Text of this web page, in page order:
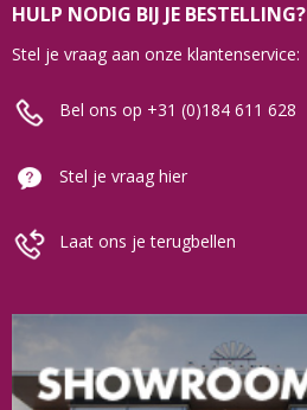
HULP NODIG BIJ JE BESTELLING?
Stel je vraag aan onze klantenservice:
Bel ons op +31 (0)184 611 628
Stel je vraag hier
Laat ons je terugbellen